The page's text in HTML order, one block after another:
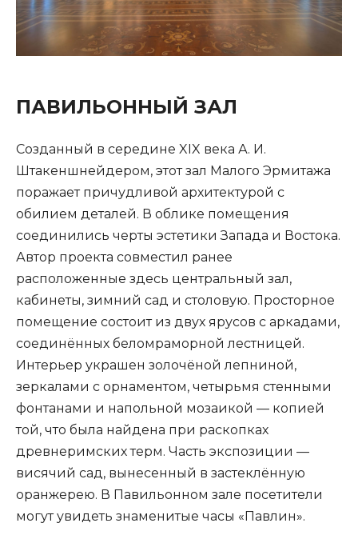
ПАВИЛЬОННЫЙ ЗАЛ
Созданный в середине XIX века А. И.
Штакеншнейдером, этот зал Малого Эрмитажа
поражает причудливой архитектурой с
обилием деталей. В облике помещения
соединились черты эстетики Запада и Востока.
Автор проекта совместил ранее
расположенные здесь центральный зал,
кабинеты, зимний сад и столовую. Просторное
помещение состоит из двух ярусов с аркадами,
соединённых беломраморной лестницей.
Интерьер украшен золочёной лепниной,
зеркалами с орнаментом, четырьмя стенными
фонтанами и напольной мозаикой — копией
той, что была найдена при раскопках
древнеримских терм. Часть экспозиции —
висячий сад, вынесенный в застеклённую
оранжерею. В Павильонном зале посетители
могут увидеть знаменитые часы «Павлин».